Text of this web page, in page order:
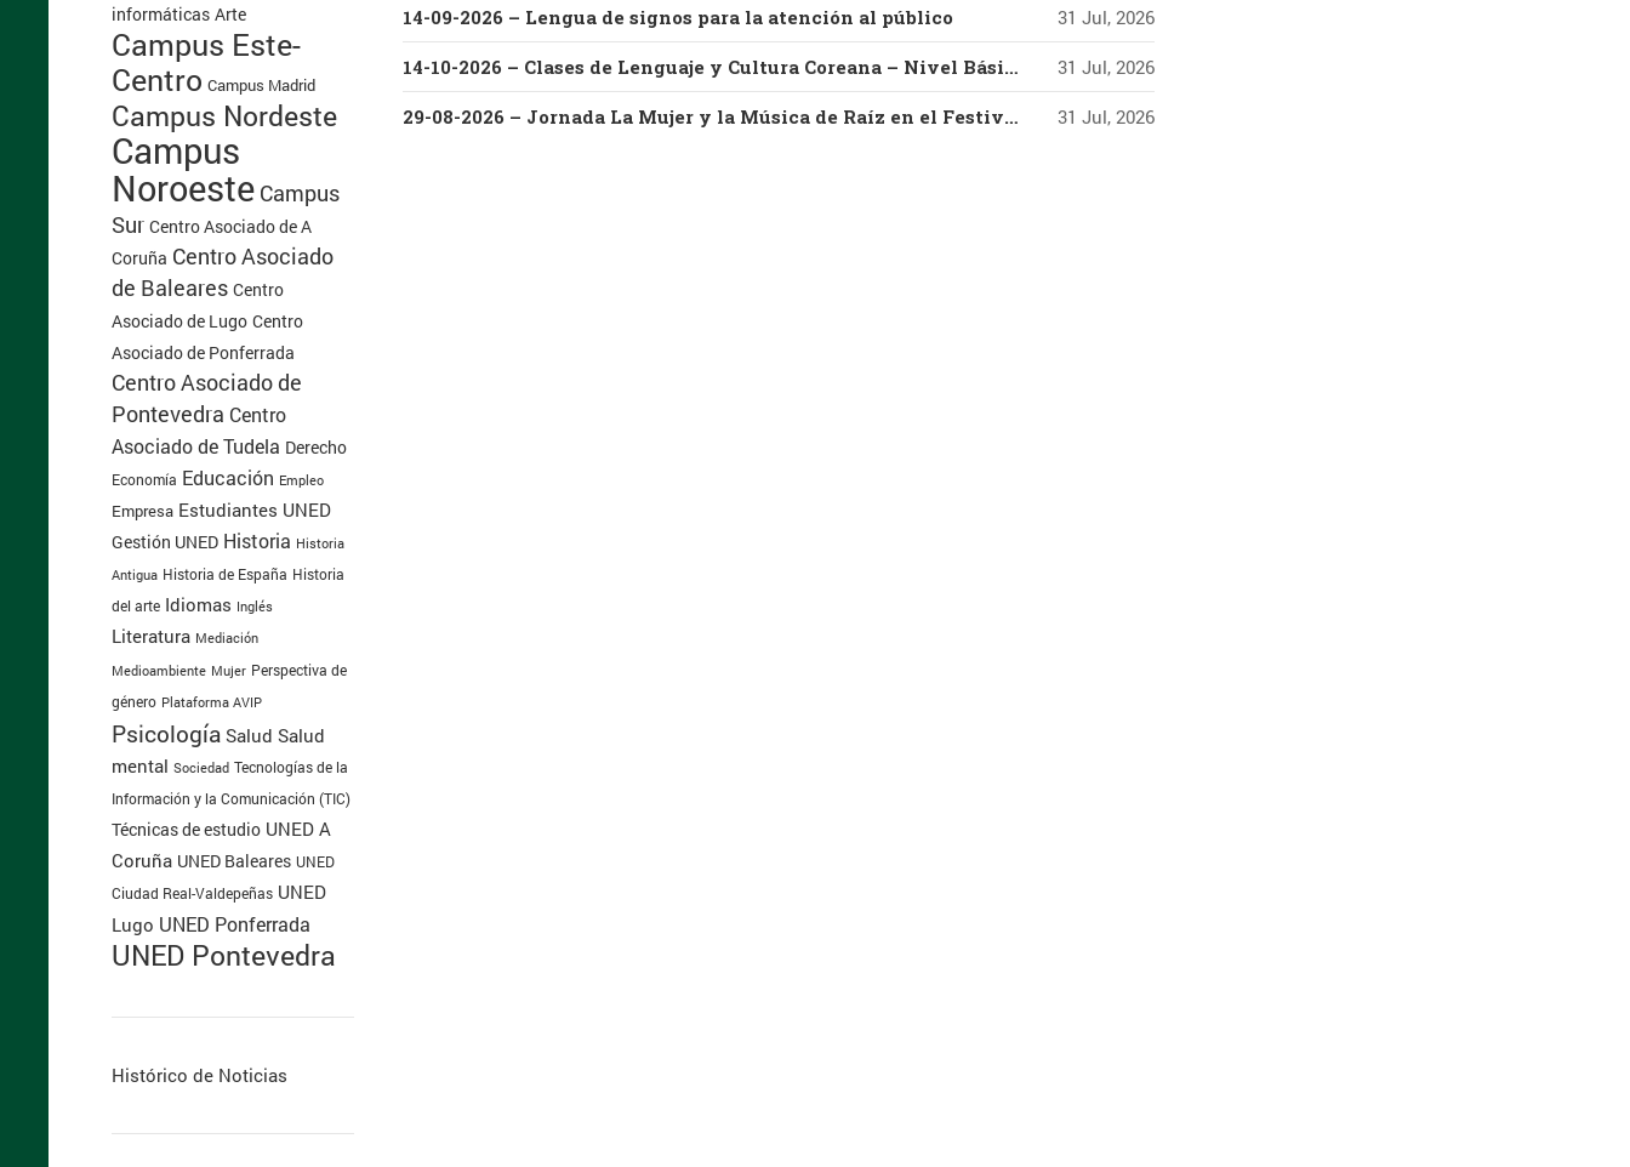
informáticas Arte
Campus Este-
Centro Campus Madrid
Campus Nordeste
Campus
Noroeste Campus
Sur Centro Asociado de A
Coruña Centro Asociado
de Baleares Centro
Asociado de Lugo Centro
Asociado de Ponferrada
Centro Asociado de
Pontevedra Centro
Asociado de Tudela Derecho
Economía Educación Empleo
Empresa Estudiantes UNED
Gestión UNED Historia Historia
Antigua Historia de España Historia
del arte Idiomas Inglés
Literatura Mediación
Medioambiente Mujer Perspectiva de
género Plataforma AVIP
Psicología Salud Salud
mental Sociedad Tecnologías de la
Información y la Comunicación (TIC)
Técnicas de estudio UNED A
Coruña UNED Baleares UNED
Ciudad Real-Valdepeñas UNED
Lugo UNED Ponferrada
UNED Pontevedra
Histórico de Noticias
14-09-2026 – Lengua de signos para la atención al público 31 Jul, 2026
14-10-2026 – Clases de Lenguaje y Cultura Coreana – Nivel Básico – Parte I 31 Jul, 2026
29-08-2026 – Jornada La Mujer y la Música de Raíz en el Festival Villar de los Mundos (Edición 2026) Con Vanesa Muela y Fernando Valladares 31 Jul, 2026